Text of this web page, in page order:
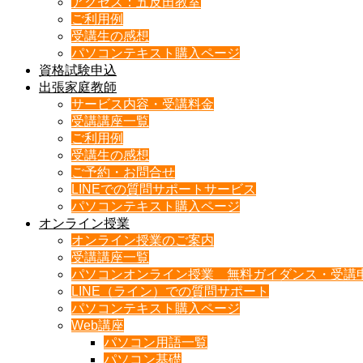
ご利用例
受講生の感想
パソコンテキスト購入ページ
資格試験申込
出張家庭教師
サービス内容・受講料金
受講講座一覧
ご利用例
受講生の感想
ご予約・お問合せ
LINEでの質問サポートサービス
パソコンテキスト購入ページ
オンライン授業
オンライン授業のご案内
受講講座一覧
パソコンオンライン授業 無料ガイダンス・受講
LINE（ライン）での質問サポート
パソコンテキスト購入ページ
Web講座
パソコン用語一覧
パソコン基礎